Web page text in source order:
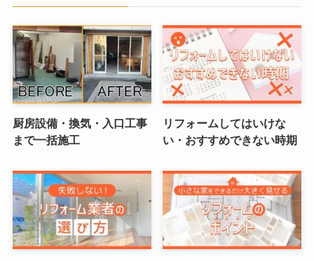
厨房設備・換気・入口工事
まで一括施工
リフォームしてはいけな
い・おすすめできない時期